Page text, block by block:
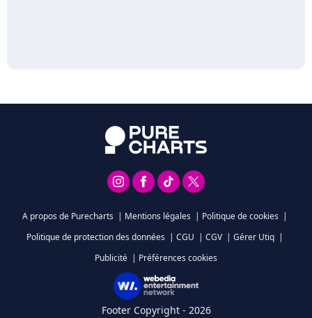
A propos de Purecharts | Mentions légales | Politique de cookies |
Politique de protection des données | CGU | CGV | Gérer Utiq |
Publicité | Préférences cookies
Footer Copyright - 2026